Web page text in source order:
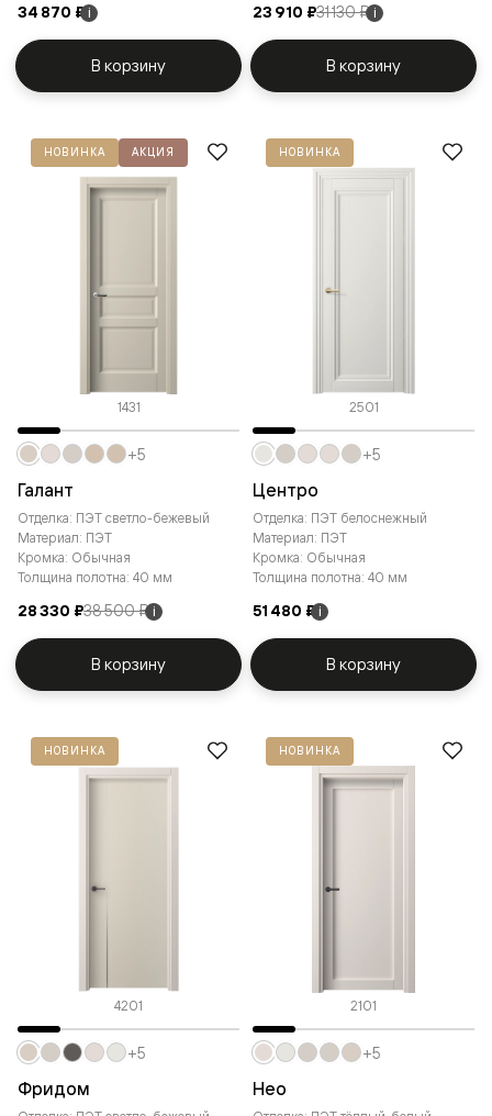
34 870 ₽ i
В корзину
23 910 ₽31 130 ₽ i
В корзину
НОВИНКА АКЦИЯ
1431
Галант
Отделка: ПЭТ светло-бежевый
Материал: ПЭТ
Кромка: Обычная
Толщина полотна: 40 мм
28 330 ₽38 500 ₽ i
+5
В корзину
НОВИНКА
2501
Центро
Отделка: ПЭТ белоснежный
Материал: ПЭТ
Кромка: Обычная
Толщина полотна: 40 мм
51 480 ₽ i
+5
В корзину
НОВИНКА
4201
Фридом
+5
НОВИНКА
2101
Нео
+5